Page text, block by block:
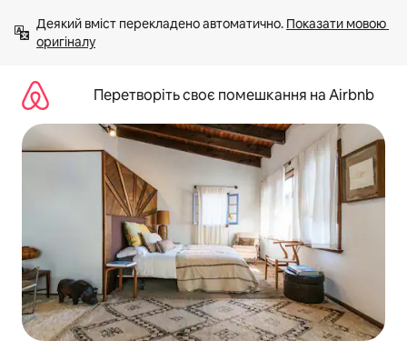
вмісту
Деякий вміст перекладено автоматично. Показати мовою
оригіналу
Перетворіть своє помешкання на Airbnb